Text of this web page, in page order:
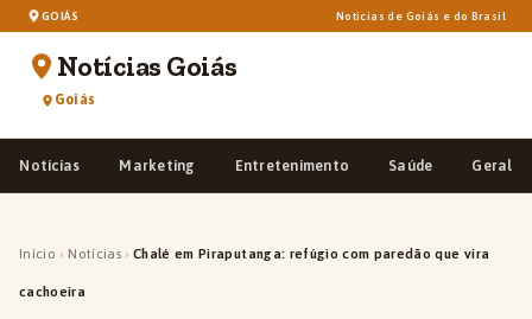
GOIÁS Notícias de Goiás e do Brasil
Notícias Goiás
Goiás
Notícias Marketing Entretenimento Saúde Geral
Início › Notícias › Chalé em Piraputanga: refúgio com paredão que vira
cachoeira